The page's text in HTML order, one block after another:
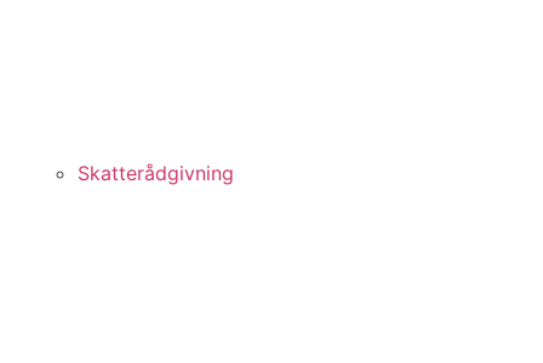
Skatterådgivning